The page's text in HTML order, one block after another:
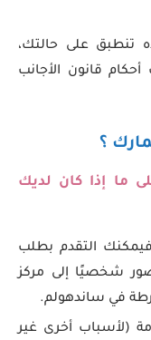
تنطبق على حالتك،
قانون الأجانب
؟
ما إذا كان لديك
التقدم بطلب
شخصيًا إلى مركز
في ساندهولم.
(لأسباب أخرى غير